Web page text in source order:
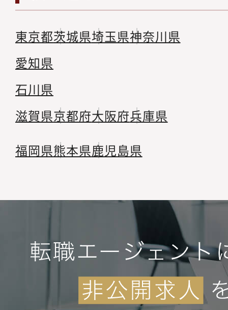
東京都茨城県埼玉県神奈川県
愛知県
石川県
滋賀県京都府大阪府兵庫県
福岡県熊本県鹿児島県